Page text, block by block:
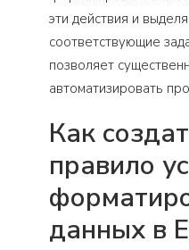
эти действия и
соответствующие
позволяет
автоматизировать
Как
правило
данных в